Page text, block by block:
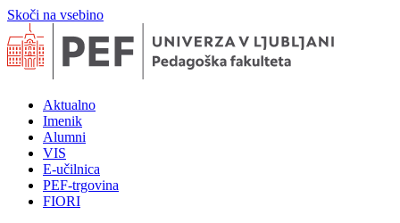
Skoči na vsebino
Aktualno
Imenik
Alumni
VIS
E-učilnica
PEF-trgovina
FIORI